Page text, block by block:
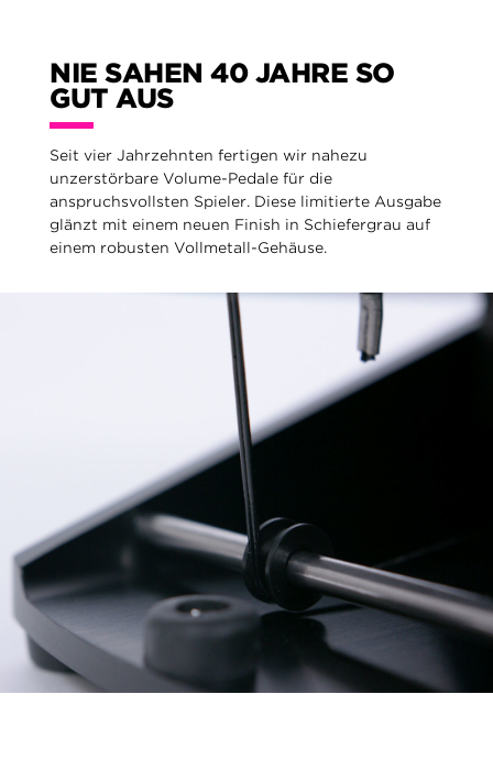
NIE SAHEN 40 JAHRE SO
GUT AUS
Seit vier Jahrzehnten fertigen wir nahezu
unzerstörbare Volume-Pedale für die
anspruchsvollsten Spieler. Diese limitierte Ausgabe
glänzt mit einem neuen Finish in Schiefergrau auf
einem robusten Vollmetall-Gehäuse.